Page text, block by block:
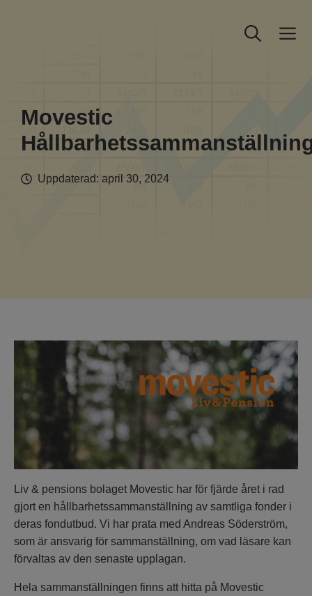
Movestic
Uppdaterad: april 30, 2024
Liv & pensions bolaget Movestic har för fjärde året i rad
gjort en hållbarhetssammanställning av samtliga fonder i
deras fondutbud. Vi har prata med Andreas Söderström,
som är ansvarig för sammanställning, om vad läsare kan
förvaltas av den senaste upplagan.
Hela sammanställningen finns att hitta på Movestic